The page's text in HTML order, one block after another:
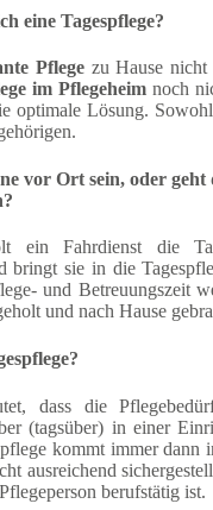
eine Tagespflege?
Pflege zu Hause nicht
im Pflegeheim noch
optimale Lösung.
vor Ort sein, oder geht
ein Fahrdienst die
bringt sie in die
und Betreuungszeit
und nach Hause
dass die
(tagsüber) in einer
kommt immer dann
ausreichend
berufstätig ist.